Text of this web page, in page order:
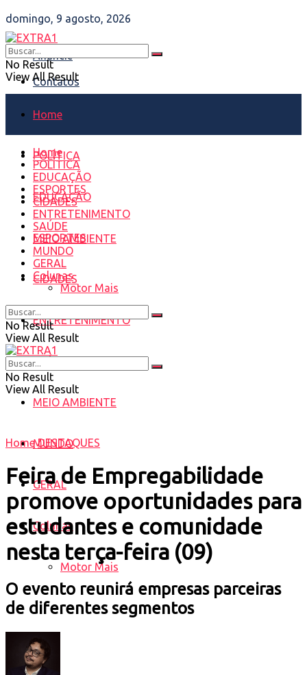
domingo, 9 agosto, 2026
Anuncie
Contatos
No Result
View All Result
Home
POLÍTICA
EDUCAÇÃO
ESPORTES
CIDADES
ENTRETENIMENTO
SAÚDE
MEIO AMBIENTE
MUNDO
GERAL
Colunas
Motor Mais
Home
POLÍTICA
EDUCAÇÃO
ESPORTES
CIDADES
ENTRETENIMENTO
SAÚDE
MEIO AMBIENTE
MUNDO
GERAL
Colunas
Motor Mais
No Result
View All Result
No Result
View All Result
Home DESTAQUES
Feira de Empregabilidade
promove oportunidades para
estudantes e comunidade
nesta terça-feira (09)
O evento reunirá empresas parceiras
de diferentes segmentos